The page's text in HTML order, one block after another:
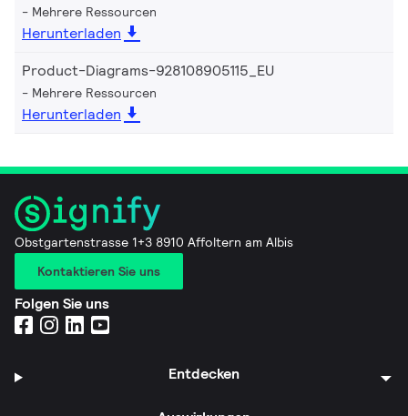
Mehrere Ressourcen
Herunterladen
Product-Diagrams-928108905115_EU
Mehrere Ressourcen
Herunterladen
Obstgartenstrasse 1+3 8910 Affoltern am Albis
Kontaktieren Sie uns
Folgen Sie uns
Entdecken